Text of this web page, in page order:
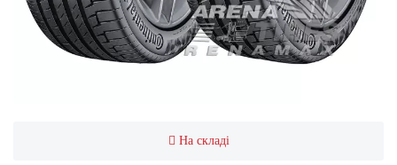
На складі